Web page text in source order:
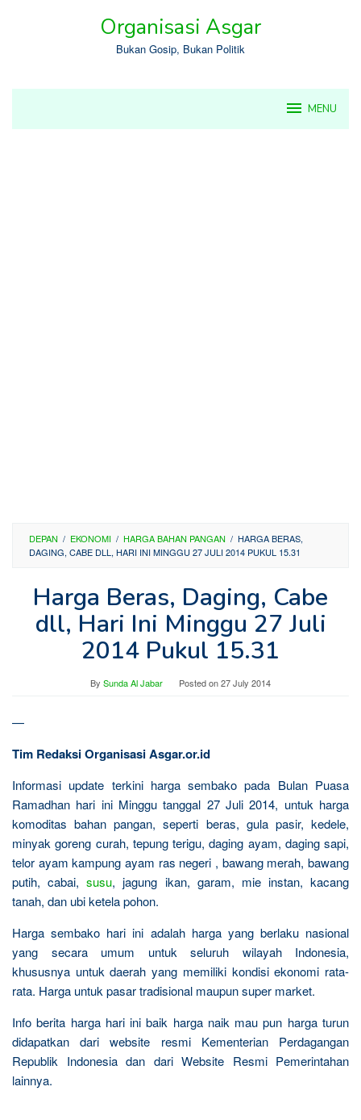
Organisasi Asgar
Bukan Gosip, Bukan Politik
MENU
DEPAN / EKONOMI / HARGA BAHAN PANGAN / HARGA BERAS,
DAGING, CABE DLL, HARI INI MINGGU 27 JULI 2014 PUKUL 15.31
Harga Beras, Daging, Cabe
dll, Hari Ini Minggu 27 Juli
2014 Pukul 15.31
By Sunda Al Jabar Posted on27 July 2014
—
Tim Redaksi Organisasi Asgar.or.id
Informasi update terkini harga sembako pada Bulan Puasa
Ramadhan hari ini Minggu tanggal 27 Juli 2014, untuk harga
komoditas bahan pangan, seperti beras, gula pasir, kedele,
minyak goreng curah, tepung terigu, daging ayam, daging sapi,
telor ayam kampung ayam ras negeri , bawang merah, bawang
putih, cabai,susu, jagung ikan, garam, mie instan, kacang
tanah, dan ubi ketela pohon.
Harga sembako hari ini adalah harga yang berlaku nasional
yang secara umum untuk seluruh wilayah Indonesia,
khususnya untuk daerah yang memiliki kondisi ekonomi rata-
rata. Harga untuk pasar tradisional maupun super market.
Info berita harga hari ini baik harga naik mau pun harga turun
didapatkan dari website resmi Kementerian Perdagangan
Republik Indonesia dan dari Website Resmi Pemerintahan
lainnya.